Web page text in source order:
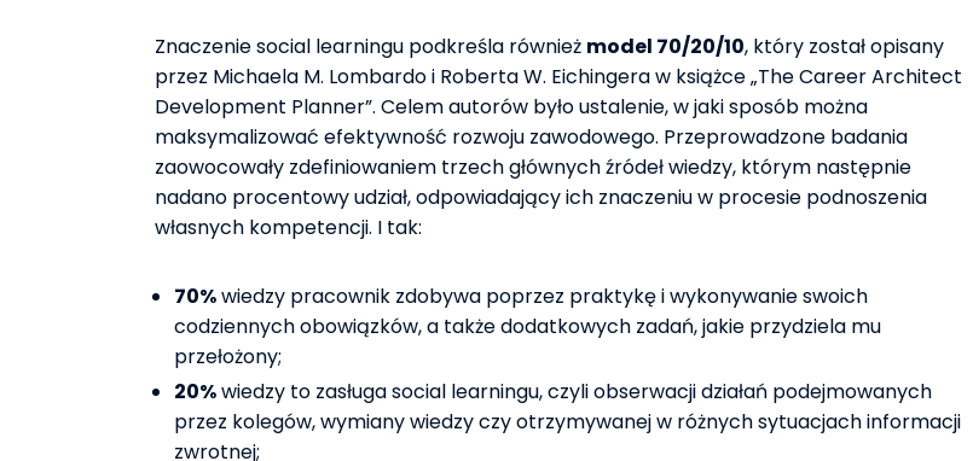
Znaczenie social learningu podkreśla również model 70/20/10, który został opisany
przez Michaela M. Lombardo i Roberta W. Eichingera w książce „The Career Architect
Development Planner”. Celem autorów było ustalenie, w jaki sposób można
maksymalizować efektywność rozwoju zawodowego. Przeprowadzone badania
zaowocowały zdefiniowaniem trzech głównych źródeł wiedzy, którym następnie
nadano procentowy udział, odpowiadający ich znaczeniu w procesie podnoszenia
własnych kompetencji. I tak:
70%wiedzy pracownik zdobywa poprzez praktykę i wykonywanie swoich
codziennych obowiązków, a także dodatkowych zadań, jakie przydziela mu
przełożony;
20%wiedzy to zasługa social learningu, czyli obserwacji działań podejmowanych
przez kolegów, wymiany wiedzy czy otrzymywanej w różnych sytuacjach informacji
zwrotnej;